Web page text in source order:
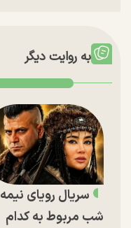
به روایت دیگر
سریال رویای نیمه
شب مربوط به کدام